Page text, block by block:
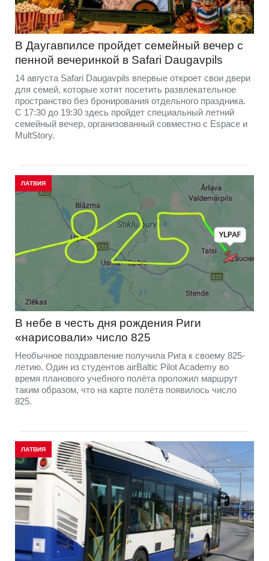
В Даугавпилсе пройдет семейный вечер с
пенной вечеринкой в Safari Daugavpils
14 августа Safari Daugavpils впервые откроет свои двери
для семей, которые хотят посетить развлекательное
пространство без бронирования отдельного праздника.
С 17:30 до 19:30 здесь пройдет специальный летний
семейный вечер, организованный совместно с Espace и
MultStory.
ЛАТВИЯ
В небе в честь дня рождения Риги
«нарисовали» число 825
Необычное поздравление получила Рига к своему 825-
летию. Один из студентов airBaltic Pilot Academy во
время планового учебного полёта проложил маршрут
таким образом, что на карте полёта появилось число
825.
ЛАТВИЯ